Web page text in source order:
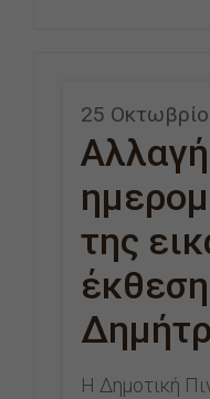
25
Αλλαγή
της
Η Δημοτική